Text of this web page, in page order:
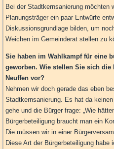
Bei der Stadtkernsanierung möchten
Planungsträger ein paar Entwürfe
Diskussionsgrundlage bilden, um
Weichen im Gemeinderat stellen zu
Sie haben im Wahlkampf für eine
geworben. Wie stellen Sie sich
Neuffen vor?
Nehmen wir doch gerade das eben
Stadtkernsanierung. Es hat da
gehe und die Bürger frage: „Wie
Bürgerbeteiligung braucht man ein
Die müssen wir in einer
Diese Art der Bürgerbeteiligung habe